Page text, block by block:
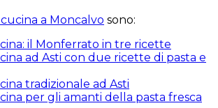
a Moncalvo sono:
il Monferrato in tre ricette
ad Asti con due ricette di pasta e
tradizionale ad Asti
per gli amanti della pasta fresca